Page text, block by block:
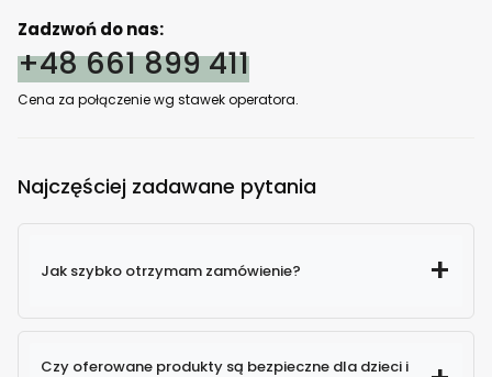
Zadzwoń do nas:
+48 661 899 411
Cena za połączenie wg stawek operatora.
Najczęściej zadawane pytania
Jak szybko otrzymam zamówienie?
Czy oferowane produkty są bezpieczne dla dzieci i